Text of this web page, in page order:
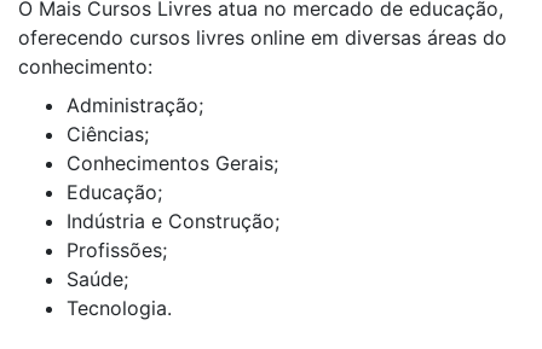
O Mais Cursos Livres atua no mercado de educação,
oferecendo cursos livres online em diversas áreas do
conhecimento:
Administração;
Ciências;
Conhecimentos Gerais;
Educação;
Indústria e Construção;
Profissões;
Saúde;
Tecnologia.